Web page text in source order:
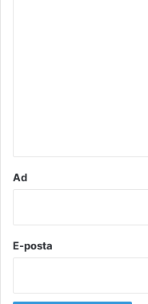
Ad
E-posta